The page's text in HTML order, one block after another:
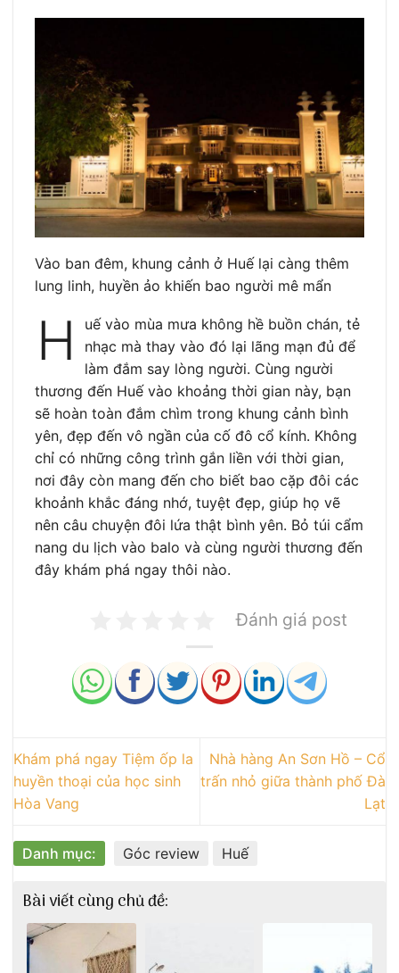
Vào ban đêm, khung cảnh ở Huế lại càng thêm
lung linh, huyền ảo khiến bao người mê mẩn
H
uế vào mùa mưa không hề buồn chán, tẻ
nhạc mà thay vào đó lại lãng mạn đủ để
làm đắm say lòng người. Cùng người
thương đến Huế vào khoảng thời gian này, bạn
sẽ hoàn toàn đắm chìm trong khung cảnh bình
yên, đẹp đến vô ngần của cố đô cổ kính. Không
chỉ có những công trình gắn liền với thời gian,
nơi đây còn mang đến cho biết bao cặp đôi các
khoảnh khắc đáng nhớ, tuyệt đẹp, giúp họ vẽ
nên câu chuyện đôi lứa thật bình yên. Bỏ túi cẩm
nang du lịch vào balo và cùng người thương đến
đây khám phá ngay thôi nào.
Đánh giá post
Khám phá ngay Tiệm ốp la
huyền thoại của học sinh
Hòa Vang
Nhà hàng An Sơn Hồ – Cổ
trấn nhỏ giữa thành phố Đà
Lạt
Danh mục: Góc review Huế
Bài viết cùng chủ đề: